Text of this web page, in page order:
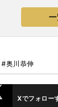
#奥川恭伸
Xでフォロー